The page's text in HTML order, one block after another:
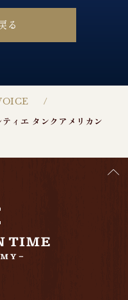
ィエ タンクアメリカン
る